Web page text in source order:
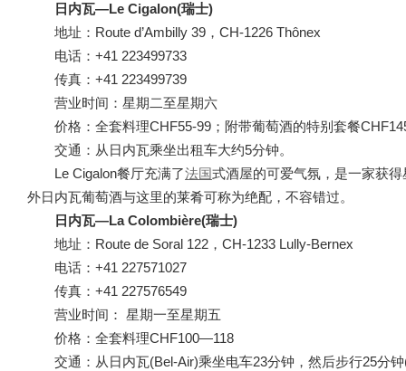
日内瓦—Le Cigalon(瑞士)
地址：Route d’Ambilly 39，CH-1226 Thônex
电话：+41 223499733
传真：+41 223499739
营业时间：星期二至星期六
价格：全套料理CHF55-99；附带葡萄酒的特别套餐
交通：从日内瓦乘坐出租车大约5分钟。
Le Cigalon餐厅充满了法国式酒屋的可爱气氛，是一家获
外日内瓦葡萄酒与这里的莱肴可称为绝配，不容错过。
日内瓦—La Colombière(瑞士)
地址：Route de Soral 122，CH-1233 Lully-Bernex
电话：+41 227571027
传真：+41 227576549
营业时间： 星期一至星期五
价格：全套料理CHF100—118
交通：从日内瓦(Bel-Air)乘坐电车23分钟，然后步行25分